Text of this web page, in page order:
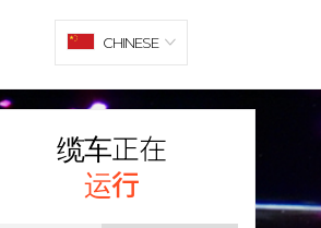
缆车正在
运行
CHINESE